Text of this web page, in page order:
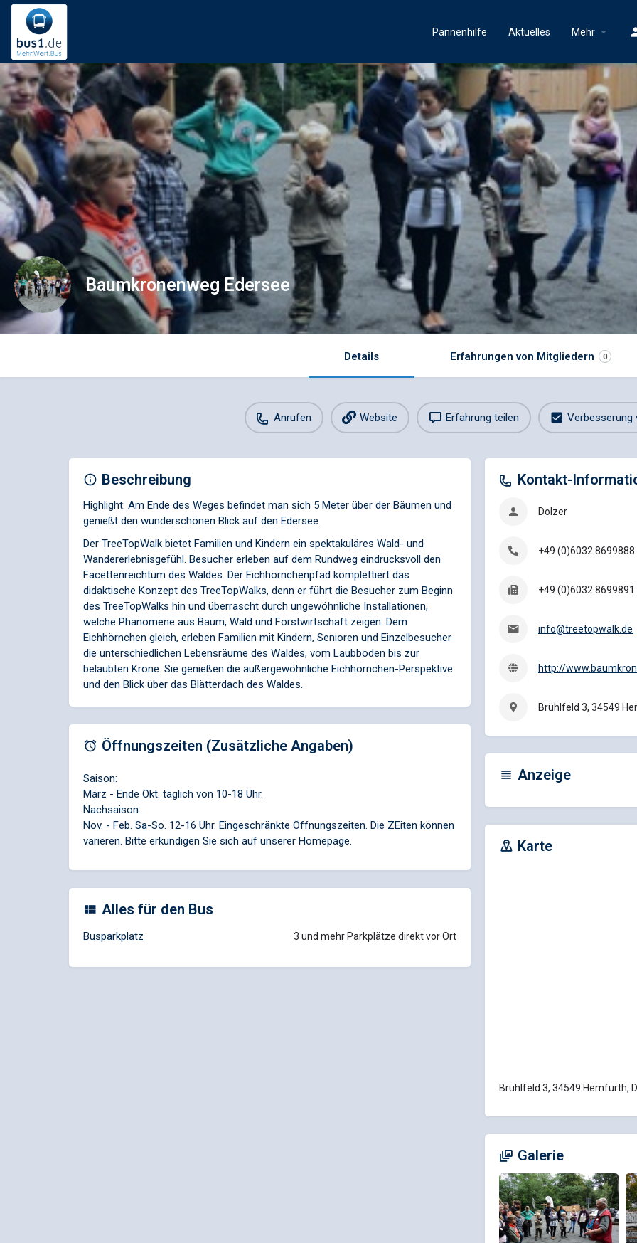
Pannenhilfe Aktuelles Mehr
Baumkronenweg Edersee
Details Erfahrungen von Mitgliedern 0
Anrufen Website Erfahrung teilen Verbesserung
Beschreibung
Highlight: Am Ende des Weges befindet man sich 5 Meter über der Bäumen und
genießt den wunderschönen Blick auf den Edersee.
Der TreeTopWalk bietet Familien und Kindern ein spektakuläres Wald- und
Wandererlebnisgefühl. Besucher erleben auf dem Rundweg eindrucksvoll den
Facettenreichtum des Waldes. Der Eichhörnchenpfad komplettiert das
didaktische Konzept des TreeTopWalks, denn er führt die Besucher zum Beginn
des TreeTopWalks hin und überrascht durch ungewöhnliche Installationen,
welche Phänomene aus Baum, Wald und Forstwirtschaft zeigen. Dem
Eichhörnchen gleich, erleben Familien mit Kindern, Senioren und Einzelbesucher
die unterschiedlichen Lebensräume des Waldes, vom Laubboden bis zur
belaubten Krone. Sie genießen die außergewöhnliche Eichhörnchen-Perspektive
und den Blick über das Blätterdach des Waldes.
Öffnungszeiten (Zusätzliche Angaben)
Saison:
März - Ende Okt. täglich von 10-18 Uhr.
Nachsaison:
Nov. - Feb. Sa-So. 12-16 Uhr. Eingeschränkte Öffnungszeiten. Die ZEiten können
varieren. Bitte erkundigen Sie sich auf unserer Homepage.
Alles für den Bus
Busparkplatz 3 und mehr Parkplätze direkt vor Ort
Kontakt-
Dolzer
+49 (0)6032 8699888
+49 (0)6032 8699891
info@treetopwalk.de
http://
Brühlfeld 3, 34549
Anzeige
Karte
Brühlfeld 3, 34549 Hemfurth,
Galerie